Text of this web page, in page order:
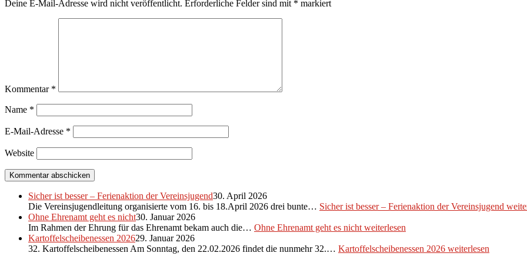
Deine E-Mail-Adresse wird nicht veröffentlicht. Erforderliche Felder sind mit * markiert
Kommentar *
Name *
E-Mail-Adresse *
Website
Sicher ist besser – Ferienaktion der Vereinsjugend30. April 2026
Die Vereinsjugendleitung organisierte vom 16. bis 18.April 2026 drei bunte… Sicher ist besser – Ferienaktion der Vereinsjugend
Ohne Ehrenamt geht es nicht30. Januar 2026
Im Rahmen der Ehrung für das Ehrenamt bekam auch die… Ohne Ehrenamt geht es nicht weiterlesen
Kartoffelscheibenessen 202629. Januar 2026
32. Kartoffelscheibenessen Am Sonntag, den 22.02.2026 findet die nunmehr 32.… Kartoffelscheibenessen 2026 weiterlesen